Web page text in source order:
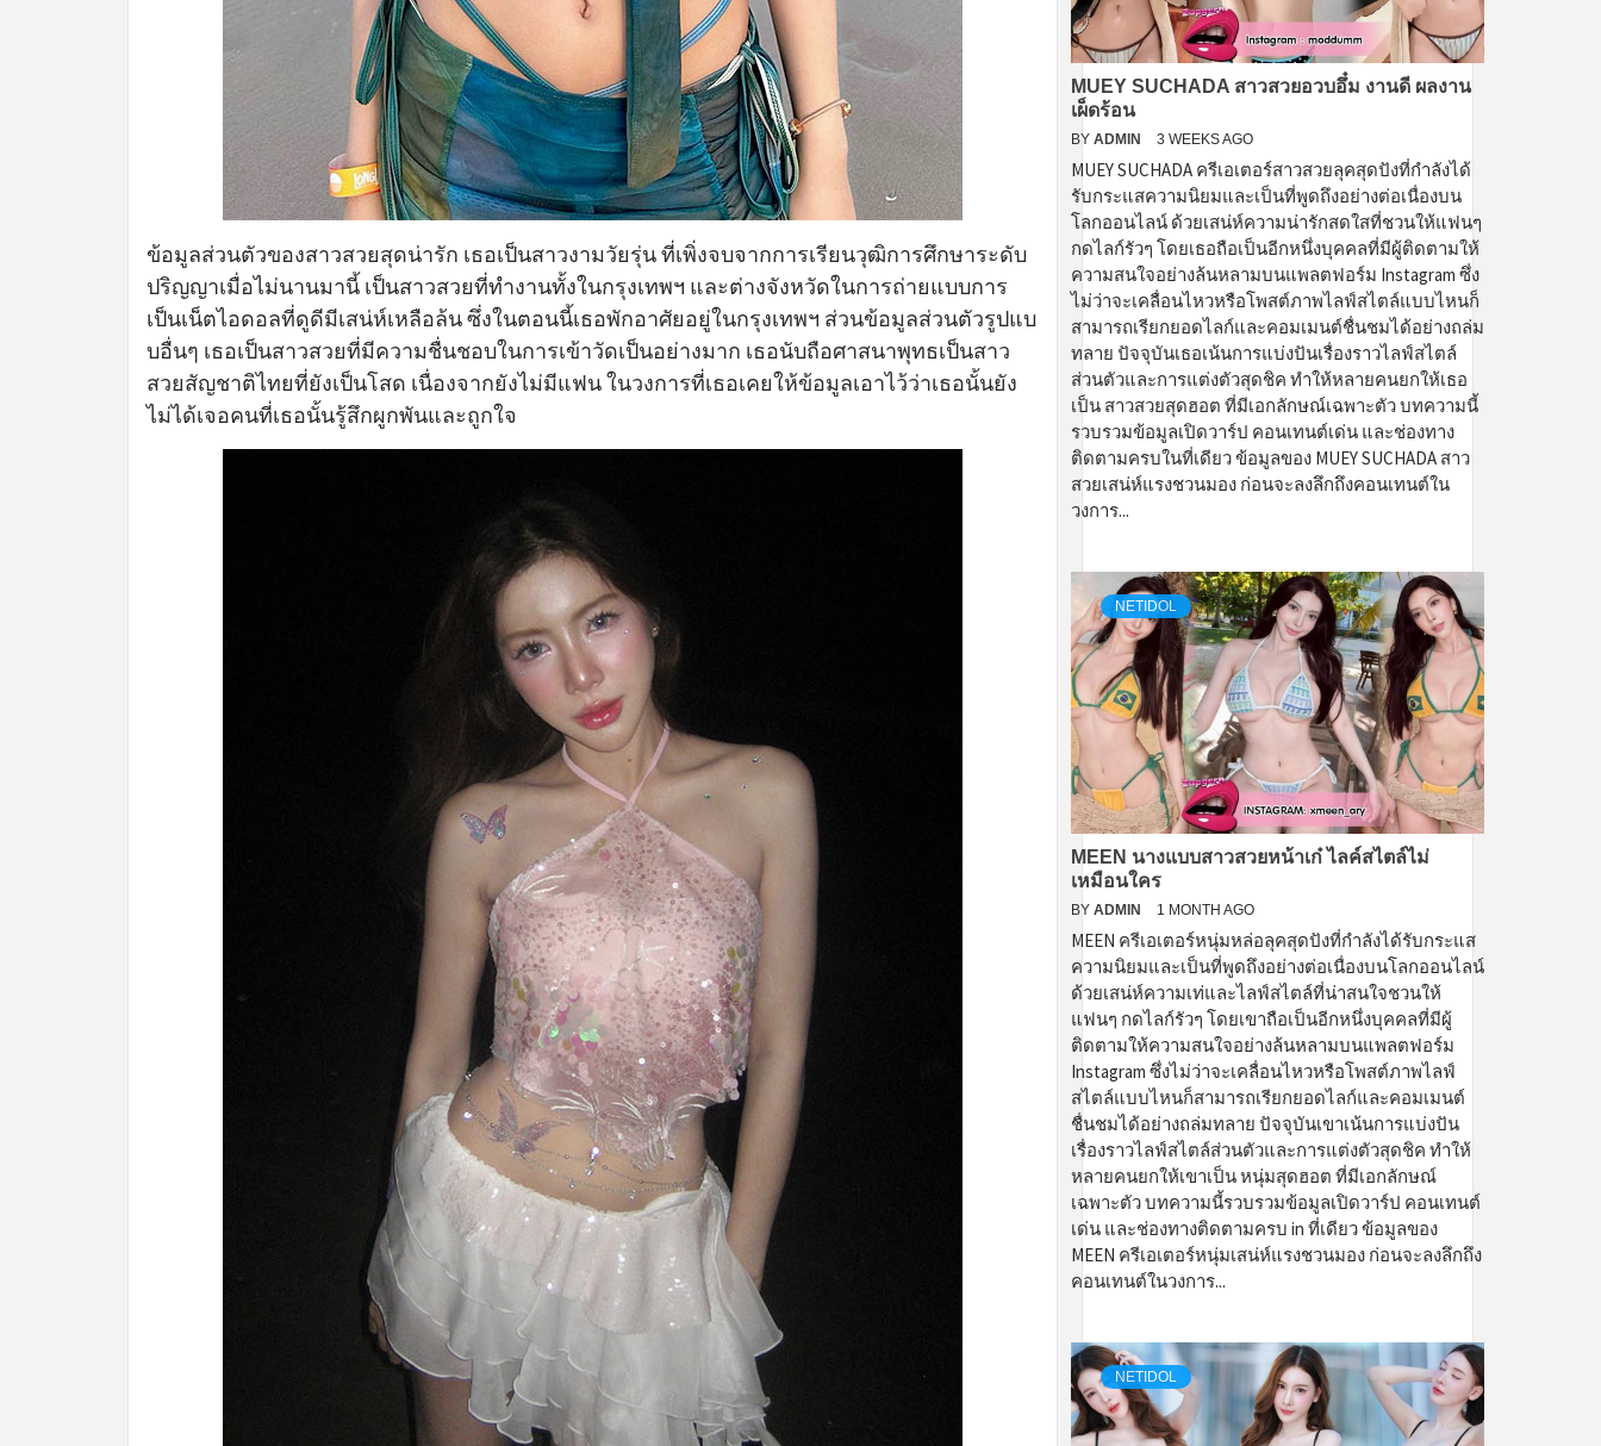
ข้อมูลส่วนตัวของสาวสวยสุดน่ารัก เธอเป็นสาวงามวัยรุ่น ที่เพิ่งจบจากการเรียนวุฒิการศึกษาระดับ
ปริญญาเมื่อไม่นานมานี้ เป็นสาวสวยที่ทำงานทั้งในกรุงเทพฯ และต่างจังหวัดในการถ่ายแบบการ
เป็นเน็ตไอดอลที่ดูดีมีเสน่ห์เหลือล้น ซึ่งในตอนนี้เธอพักอาศัยอยู่ในกรุงเทพฯ ส่วนข้อมูลส่วนตัวรูปแบ
บอื่นๆ เธอเป็นสาวสวยที่มีความชื่นชอบในการเข้าวัดเป็นอย่างมาก เธอนับถือศาสนาพุทธเป็นสาว
สวยสัญชาติไทยที่ยังเป็นโสด เนื่องจากยังไม่มีแฟน ในวงการที่เธอเคยให้ข้อมูลเอาไว้ว่าเธอนั้นยัง
ไม่ได้เจอคนที่เธอนั้นรู้สึกผูกพันและถูกใจ
MUEY SUCHADA สาวสวยอวบอึ๋ม งานดี ผลงาน
เผ็ดร้อน
BY ADMIN 3 WEEKS AGO
MUEY SUCHADA ครีเอเตอร์สาวสวยลุคสุดปังที่กำลังได้
รับกระแสความนิยมและเป็นที่พูดถึงอย่างต่อเนื่องบน
โลกออนไลน์ ด้วยเสน่ห์ความน่ารักสดใสที่ชวนให้แฟนๆ
กดไลก์รัวๆ โดยเธอถือเป็นอีกหนึ่งบุคคลที่มีผู้ติดตามให้
ความสนใจอย่างล้นหลามบนแพลตฟอร์ม Instagram ซึ่ง
ไม่ว่าจะเคลื่อนไหวหรือโพสต์ภาพไลฟ์สไตล์แบบไหนก็
สามารถเรียกยอดไลก์และคอมเมนต์ชื่นชมได้อย่างถล่ม
ทลาย ปัจจุบันเธอเน้นการแบ่งปันเรื่องราวไลฟ์สไตล์
ส่วนตัวและการแต่งตัวสุดชิค ทำให้หลายคนยกให้เธอ
เป็น สาวสวยสุดฮอต ที่มีเอกลักษณ์เฉพาะตัว บทความนี้
รวบรวมข้อมูลเปิดวาร์ป คอนเทนต์เด่น และช่องทาง
ติดตามครบในที่เดียว ข้อมูลของ MUEY SUCHADA สาว
สวยเสน่ห์แรงชวนมอง ก่อนจะลงลึกถึงคอนเทนต์ใน
วงการ...
NETIDOL
MEEN นางแบบสาวสวยหน้าเก๋ ไลค์สไตล์ไม่
เหมือนใคร
BY ADMIN 1 MONTH AGO
MEEN ครีเอเตอร์หนุ่มหล่อลุคสุดปังที่กำลังได้รับกระแส
ความนิยมและเป็นที่พูดถึงอย่างต่อเนื่องบนโลกออนไลน์
ด้วยเสน่ห์ความเท่และไลฟ์สไตล์ที่น่าสนใจชวนให้
แฟนๆ กดไลก์รัวๆ โดยเขาถือเป็นอีกหนึ่งบุคคลที่มีผู้
ติดตามให้ความสนใจอย่างล้นหลามบนแพลตฟอร์ม
Instagram ซึ่งไม่ว่าจะเคลื่อนไหวหรือโพสต์ภาพไลฟ์
สไตล์แบบไหนก็สามารถเรียกยอดไลก์และคอมเมนต์
ชื่นชมได้อย่างถล่มทลาย ปัจจุบันเขาเน้นการแบ่งปัน
เรื่องราวไลฟ์สไตล์ส่วนตัวและการแต่งตัวสุดชิค ทำให้
หลายคนยกให้เขาเป็น หนุ่มสุดฮอต ที่มีเอกลักษณ์
เฉพาะตัว บทความนี้รวบรวมข้อมูลเปิดวาร์ป คอนเทนต์
เด่น และช่องทางติดตามครบ in ที่เดียว ข้อมูลของ
MEEN ครีเอเตอร์หนุ่มเสน่ห์แรงชวนมอง ก่อนจะลงลึกถึง
คอนเทนต์ในวงการ...
NETIDOL